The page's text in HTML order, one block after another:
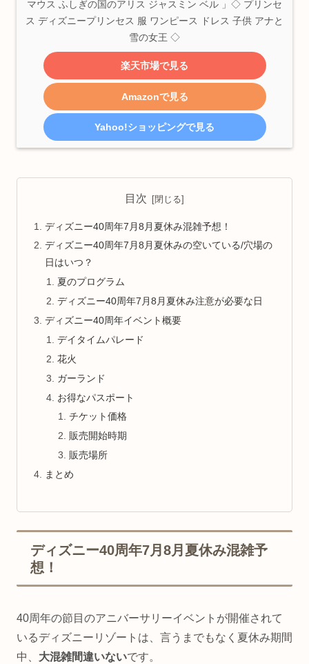
マウス ふしぎの国のアリス ジャスミン ベル 」◇ プリンセ
ス ディズニープリンセス 服 ワンピース ドレス 子供 アナと
雪の女王 ◇
楽天市場で見る
Amazonで見る
Yahoo!ショッピングで見る
目次
ディズニー40周年7月8月夏休み混雑予想！
ディズニー40周年7月8月夏休みの空いている/穴場の
日はいつ？
夏のプログラム
ディズニー40周年7月8月夏休み注意が必要な日
ディズニー40周年イベント概要
デイタイムパレード
花火
ガーランド
お得なパスポート
チケット価格
販売開始時期
販売場所
まとめ
ディズニー40周年7月8月夏休み混雑予
想！
40周年の節目のアニバーサリーイベントが開催されて
いるディズニーリゾートは、言うまでもなく夏休み期間
中、 大混雑間違いないです。